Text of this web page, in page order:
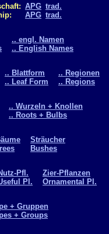
APG
APG
trad.
trad.
.. engl. Namen
.. English Names
.. Blattform
.. Leaf Form
.. Regionen
.. Regions
.. Wurzeln + Knollen
.. Roots + Bulbs
Sträucher
Bushes
Pfl.
Pl.
Zier-Pflanzen
Ornamental Pl.
+ Gruppen
+ Groups